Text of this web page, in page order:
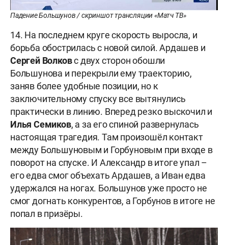
Падение Большунов / скриншот трансляции «Матч ТВ»
14. На последнем круге скорость выросла, и
борьба обострилась с новой силой. Ардашев и
Сергей Волковс двух сторон обошли
Большунова и перекрыли ему траекторию,
заняв более удобные позиции, но к
заключительному спуску все вытянулись
практически в линию. Вперед резко выскочил и
Илья Семиков, а за его спиной развернулась
настоящая трагедия. Там произошёл контакт
между Большуновым и Горбуновым при входе в
поворот на спуске. И Александр в итоге упал –
его едва смог объехать Ардашев, а Иван едва
удержался на ногах. Большунов уже просто не
смог догнать конкурентов, а Горбунов в итоге не
попал в призёры.